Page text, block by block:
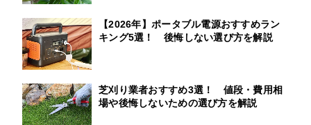
【2026年】ポータブル電源おすすめラン
キング5選！ 後悔しない選び方を解説
芝刈り業者おすすめ3選！ 値段・費用相
場や後悔しないための選び方を解説